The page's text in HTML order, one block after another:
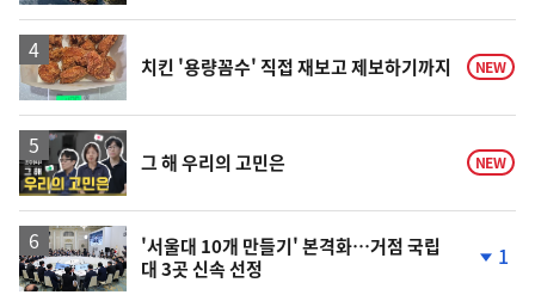
하
락
치킨 '용량꼼수' 직접 재보고 제보하기까지 NEW
영
상
그 해 우리의 고민은 NEW
'서울대 10개 만들기' 본격화…거점 국립
대 3곳 신속 선정
1